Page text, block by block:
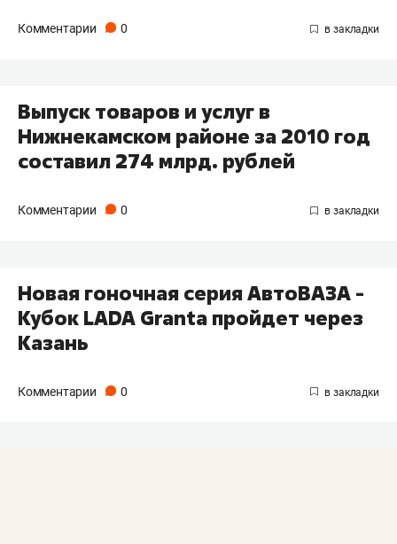
Комментарии 0
Выпуск товаров и услуг в
Нижнекамском районе за 2010 год
составил 274 млрд. рублей
Комментарии 0
Новая гоночная серия АвтоВАЗА -
Кубок LADA Granta пройдет через
Казань
Комментарии 0